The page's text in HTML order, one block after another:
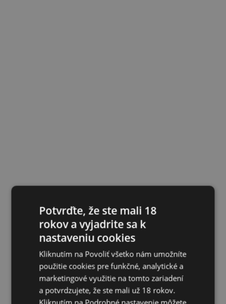
Potvrďte, že ste mali 18
rokov a vyjadrite sa k
nastaveniu cookies
Kliknutím na Povoliť všetko nám umožníte
použitie cookies pre funkčné, analytické a
marketingové využitie na tomto zariadení
a potvrdzujete, že ste mali už 18 rokov.